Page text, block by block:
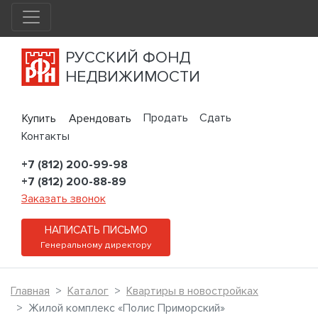
РУССКИЙ ФОНД
НЕДВИЖИМОСТИ
Купить Арендовать Продать
Сдать
Контакты
+7 (812) 200-99-98
+7 (812) 200-88-89
Заказать звонок
НАПИСАТЬ ПИСЬМО
Генеральному директору
Главная Каталог
Квартиры в новостройках
Жилой комплекс «Полис Приморский»